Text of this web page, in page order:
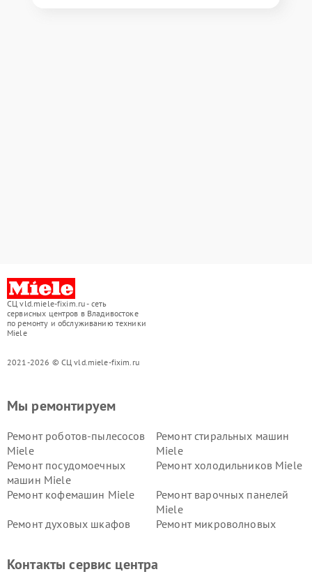
СЦ vld.miele-fixim.ru - сеть
сервисных центров в Владивостоке
по ремонту и обслуживанию техники
Miele
2021-2026 © СЦ vld.miele-fixim.ru
Мы ремонтируем
Ремонт роботов-пылесосов
Miele
Ремонт стиральных машин
Miele
Ремонт посудомоечных
машин Miele
Ремонт холодильников Miele
Ремонт кофемашин Miele
Ремонт варочных панелей
Miele
Ремонт духовых шкафов
Ремонт микроволновых
Miele
Контакты сервис центра